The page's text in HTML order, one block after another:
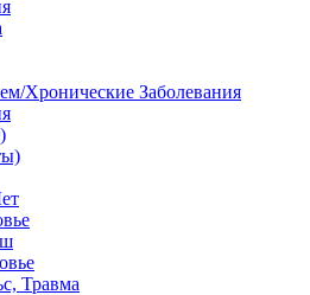
Хронические Заболевания
Травма